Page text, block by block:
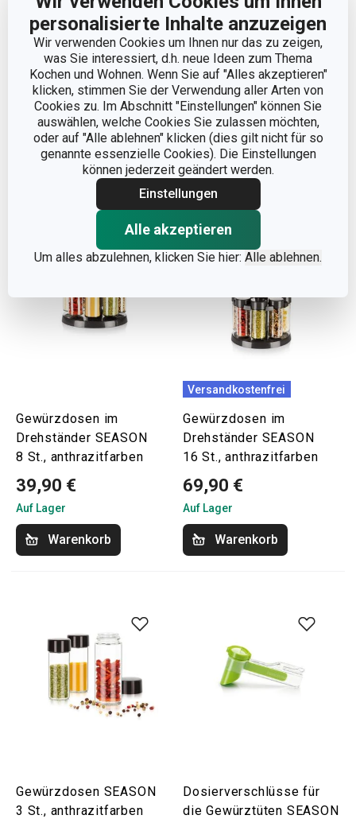
personalisierte Inhalte anzuzeigen
Wir verwenden Cookies um Ihnen nur das zu zeigen,
was Sie interessiert, d.h. neue Ideen zum Thema
Kochen und Wohnen. Wenn Sie auf "Alles akzeptieren"
klicken, stimmen Sie der Verwendung aller Arten von
Cookies zu. Im Abschnitt "Einstellungen" können Sie
auswählen, welche Cookies Sie zulassen möchten,
oder auf "Alle ablehnen" klicken (dies gilt nicht für so
genannte essenzielle Cookies). Die Einstellungen
können jederzeit geändert werden.
Einstellungen
Alle akzeptieren
Um alles abzulehnen, klicken Sie hier: Alle ablehnen.
Salz- und Pfefferstreuer
GrandCHEF
9,90 €
Auf Lager
Warenkorb
Neuheiten
Salz- und Pfefferstreuer
GrandCHEF, mit Ständer
17,90 €
Auf Lager
Warenkorb
Gewürzdosen im
Drehständer SEASON
8 St., anthrazitfarben
39,90 €
Auf Lager
Warenkorb
Versandkostenfrei
Gewürzdosen im
Drehständer SEASON
16 St., anthrazitfarben
69,90 €
Auf Lager
Warenkorb
Gewürzdosen SEASON
3 St., anthrazitfarben
Dosierverschlüsse für
die Gewürztüten SEASON